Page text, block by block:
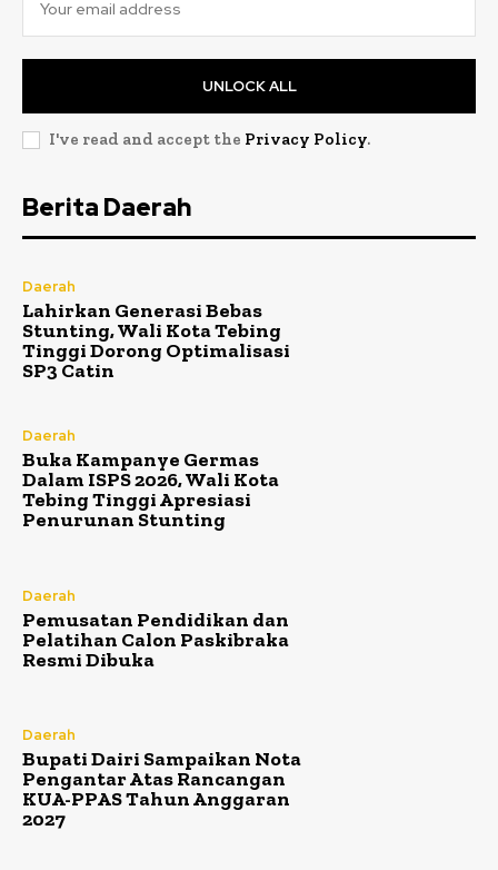
UNLOCK ALL
I've read and accept the Privacy Policy.
Berita Daerah
Daerah
Lahirkan Generasi Bebas
Stunting, Wali Kota Tebing
Tinggi Dorong Optimalisasi
SP3 Catin
Daerah
Buka Kampanye Germas
Dalam ISPS 2026, Wali Kota
Tebing Tinggi Apresiasi
Penurunan Stunting
Daerah
Pemusatan Pendidikan dan
Pelatihan Calon Paskibraka
Resmi Dibuka
Daerah
Bupati Dairi Sampaikan Nota
Pengantar Atas Rancangan
KUA-PPAS Tahun Anggaran
2027